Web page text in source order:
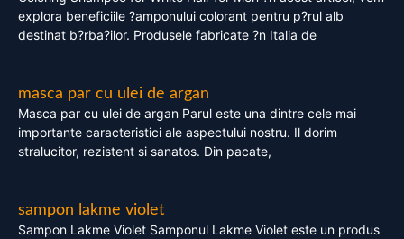
explora beneficiile ?amponului colorant pentru p?rul alb
destinat b?rba?ilor. Produsele fabricate ?n Italia de
masca par cu ulei de argan
Masca par cu ulei de argan Parul este una dintre cele mai
importante caracteristici ale aspectului nostru. Il dorim
stralucitor, rezistent si sanatos. Din pacate,
sampon lakme violet
Sampon Lakme Violet Samponul Lakme Violet este un produs